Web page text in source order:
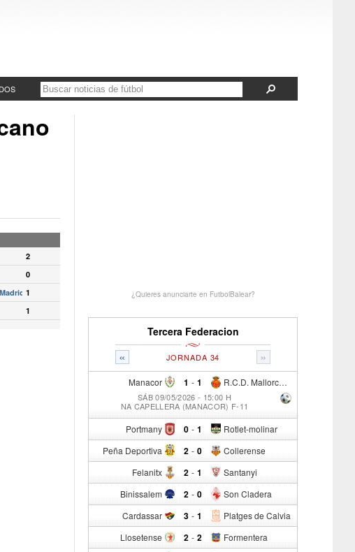
2
0
1
1
¿Quieres anunciarte en FutbolBalear?
Tercera Federacion
« »
JORNADA 34
Manacor 1 - R.C.D. Mallorca Sad "B"
1
SÁB 09/05/2026 - 15:00 H
NA CAPELLERA (MANACOR) F-11
Portmany 0 - Rotlet-molinar
1
Peña Deportiva 2 - Collerense
0
Felanitx 2 - Santanyi
1
Binissalem 2 - Son Cladera
0
Cardassar 3 - Platges de Calvia
1
Llosetense 2 - Formentera
2